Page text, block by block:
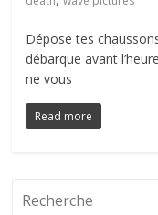
Dépose tes
débarque avant
ne vous
Read more